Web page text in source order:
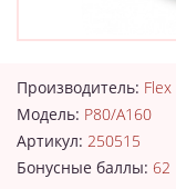
Производитель: Flex
Модель: P80/A160
Артикул: 250515
Бонусные баллы: 62